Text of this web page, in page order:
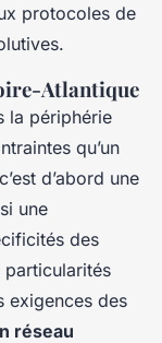
protocoles de
Atlantique
la périphérie
qu’un
d’abord une
une
des
particularités
exigences des
réseau